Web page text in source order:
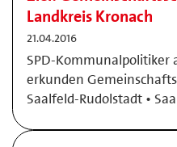
Landkreis Kronach
21.04.2016
SPD-Kommunalpolitiker
erkunden
Saalfeld-Rudolstadt •